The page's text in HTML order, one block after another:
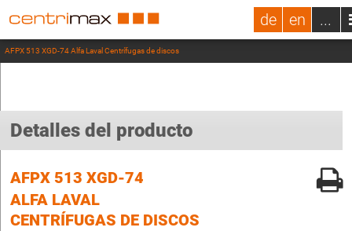
de en ...
AFPX 513 XGD-74 Alfa Laval Centrífugas de discos
Detalles del producto
AFPX 513 XGD-74
ALFA LAVAL
CENTRÍFUGAS DE DISCOS